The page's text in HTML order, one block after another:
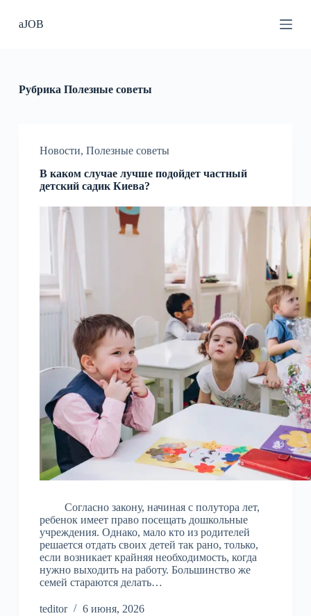
и
aJOB
Рубрика Полезные советы
Новости, Полезные советы
В каком случае лучше подойдет частный
детский садик Киева?
Согласно закону, начиная с полутора лет,
ребенок имеет право посещать дошкольные
учреждения. Однако, мало кто из родителей
решается отдать своих детей так рано, только,
если возникает крайняя необходимость, когда
нужно выходить на работу. Большинство же
семей стараются делать…
teditor 6 июня, 2026